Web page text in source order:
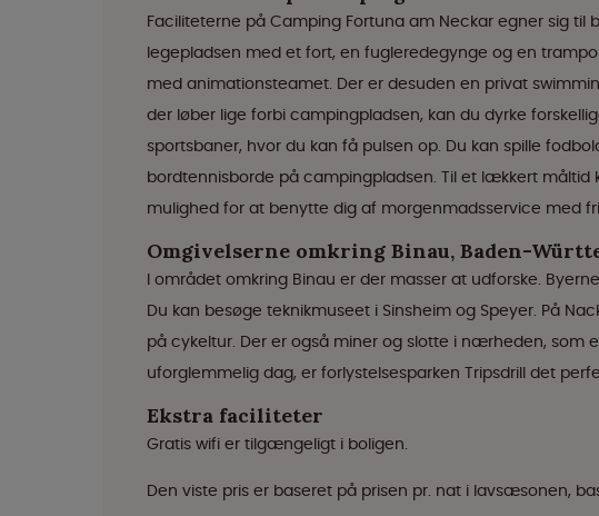
Faciliteterne på Camping Fortuna am Neckar egner sig til
legepladsen med et fort, en fugleredegynge og en
med animationsteamet. Der er desuden en privat
der løber lige forbi campingpladsen, kan du dyrke
sportsbaner, hvor du kan få pulsen op. Du kan spille
bordtennisborde på campingpladsen. Til et lækkert
mulighed for at benytte dig af morgenmadsservice med
Omgivelserne omkring Binau, Baden-
I området omkring Binau er der masser at udforske.
Du kan besøge teknikmuseet i Sinsheim og Speyer. På
på cykeltur. Der er også miner og slotte i nærheden, som
uforglemmelig dag, er forlystelsesparken Tripsdrill det
Ekstra faciliteter
Gratis wifi er tilgængeligt i boligen.
Den viste pris er baseret på prisen pr. nat i lavsæsonen,